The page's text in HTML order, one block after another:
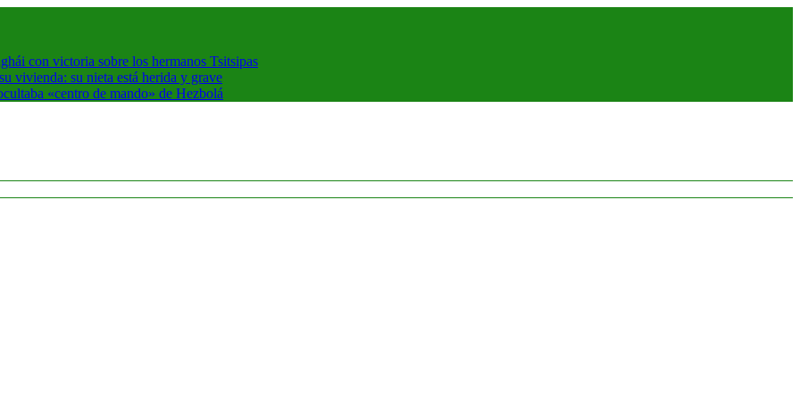
con victoria sobre los hermanos Tsitsipas
vivienda: su nieta está herida y grave
«centro de mando» de Hezbolá